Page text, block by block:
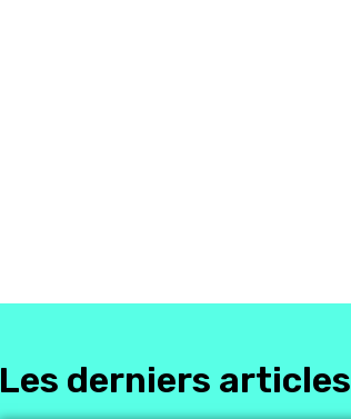
Les derniers articles